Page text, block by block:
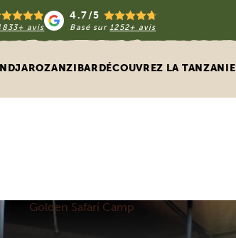
avis
4.7/5
Basé sur1252+ avis
ZANZIBARDÉCOUVREZ LA TANZANIE
Golden Safari Camp